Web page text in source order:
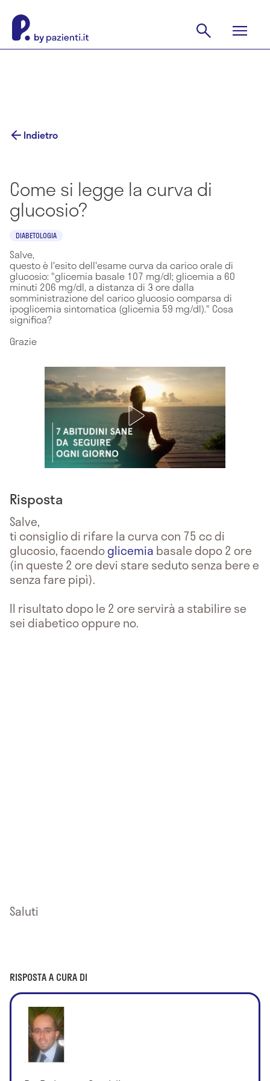
Indietro
Come si legge la curva di
glucosio?
DIABETOLOGIA
Salve,
questo è l'esito dell'esame curva da carico orale di
glucosio: "glicemia basale 107 mg/dl; glicemia a 60
minuti 206 mg/dl, a distanza di 3 ore dalla
somministrazione del carico glucosio comparsa di
ipoglicemia sintomatica (glicemia 59 mg/dl)." Cosa
significa?
Grazie
Risposta
Salve,
ti consiglio di rifare la curva con 75 cc di
glucosio, facendoglicemia basale dopo 2 ore
(in queste 2 ore devi stare seduto senza bere e
senza fare pipì).
Il risultato dopo le 2 ore servirà a stabilire se
sei diabetico oppure no.
Saluti
RISPOSTA A CURA DI